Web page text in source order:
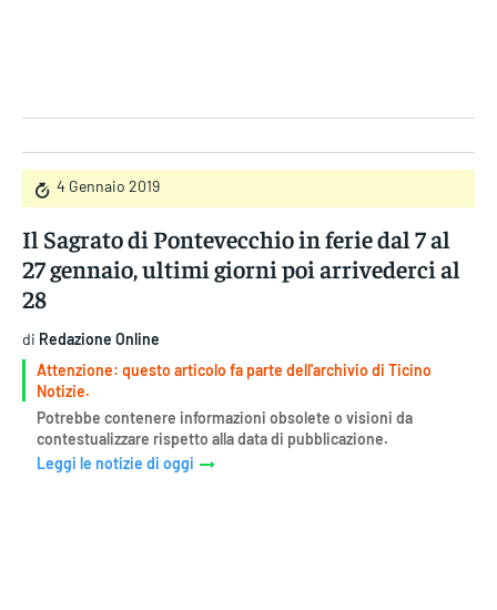
4 Gennaio 2019
Il Sagrato di Pontevecchio in ferie dal 7 al
27 gennaio, ultimi giorni poi arrivederci al
28
di Redazione Online
Attenzione: questo articolo fa parte dell'archivio di Ticino
Notizie.
Potrebbe contenere informazioni obsolete o visioni da
contestualizzare rispetto alla data di pubblicazione.
Leggi le notizie di oggi